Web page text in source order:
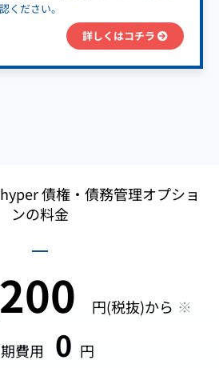
ください。
詳しくはコチラ
債権・債務管理オプショ
ンの料金
円(税抜)から ※
費用 0 円